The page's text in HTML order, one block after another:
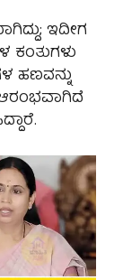
ಇದೀಗ
ಕಂತುಗಳು
ಹಣವನ್ನು